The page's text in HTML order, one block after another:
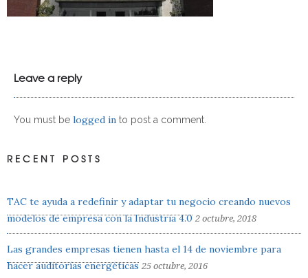
Leave a reply
You must be logged in to post a comment.
RECENT POSTS
TAC te ayuda a redefinir y adaptar tu negocio creando nuevos
modelos de empresa con la Industria 4.0 2 octubre, 2018
Las grandes empresas tienen hasta el 14 de noviembre para
hacer auditorías energéticas 25 octubre, 2016